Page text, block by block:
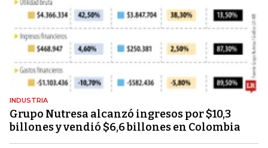
INDUSTRIA
Grupo Nutresa alcanzó ingresos por $10,3
billones y vendió $6,6 billones en Colombia